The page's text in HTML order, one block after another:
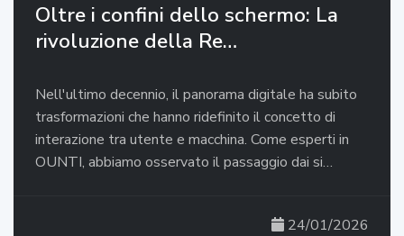
Oltre i confini dello schermo: La
rivoluzione della Re…
Nell'ultimo decennio, il panorama digitale ha subito
trasformazioni che hanno ridefinito il concetto di
interazione tra utente e macchina. Come esperti in
OUNTI, abbiamo osservato il passaggio dai si…
24/01/2026